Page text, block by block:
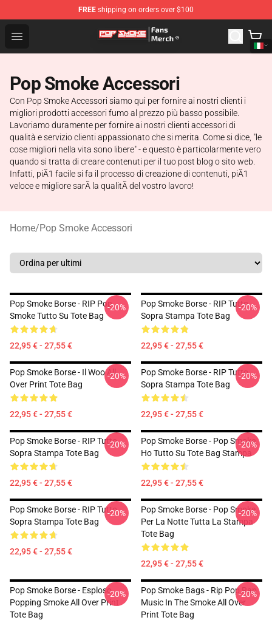
FREE shipping on orders over $100
Open menu
Pop Smoke Store - Official Pop Smoke Merchandise
Pop Smoke Accessori
Con Pop Smoke Accessori siamo qui per fornire ai nostri clienti i
migliori prodotti accessori fumo al prezzo più basso possibile.
Lavoriamo duramente per fornire ai nostri clienti accessori di
qualità e servizio clienti appassionato che si merita. Come si dice, "le
cose migliori nella vita sono libere" - e questo è particolarmente vero
quando si tratta di creare contenuti per il tuo post blog o sito web.
Infatti, piÃ1 facile si fa il processo di creazione di contenuti, piÃ1
veloce e migliore sarÃ la qualitÃ del vostro lavoro!
Home/Pop Smoke Accessori
Pop Smoke Borse - RIP Pop
Smoke Tutto Su Tote Bag
22,95 € - 27,55 €
-20%
Pop Smoke Borse - RIP Tutto
Sopra Stampa Tote Bag
22,95 € - 27,55 €
-20%
Pop Smoke Borse - Il Woo All
Over Print Tote Bag
22,95 € - 27,55 €
-20%
Pop Smoke Borse - RIP Tutto
Sopra Stampa Tote Bag
22,95 € - 27,55 €
-20%
Pop Smoke Borse - RIP Tutto
Sopra Stampa Tote Bag
22,95 € - 27,55 €
-20%
Pop Smoke Borse - Pop Smoke
Ho Tutto Su Tote Bag Stampa
22,95 € - 27,55 €
-20%
Pop Smoke Borse - RIP Tutto
Sopra Stampa Tote Bag
22,95 € - 27,55 €
-20%
Pop Smoke Borse - Pop Smoke
Per La Notte Tutta La Stampa
Tote Bag
22,95 € - 27,55 €
-20%
Pop Smoke Borse - Esploso
Popping Smoke All Over Print
Tote Bag
-20%
Pop Smoke Bags - Rip Pop Rap
Music In The Smoke All Over
Print Tote Bag
-20%